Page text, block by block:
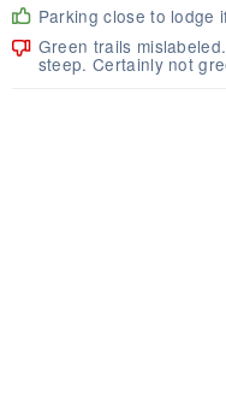
Parking close to lodge
Green trails
steep. Certainly not